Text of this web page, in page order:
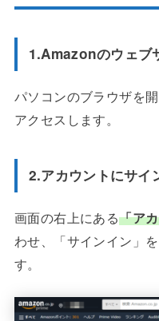
1.Amazonのウェブ
パソコンのブラウザを
アクセスします。
2.アカウントにサイ
画面の右上にある「ア
わせ、「サインイン」
す。